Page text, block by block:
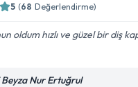
5 (68 Değerlendirme)
oldum hızlı ve güzel bir diş
Nur Ertuğrul